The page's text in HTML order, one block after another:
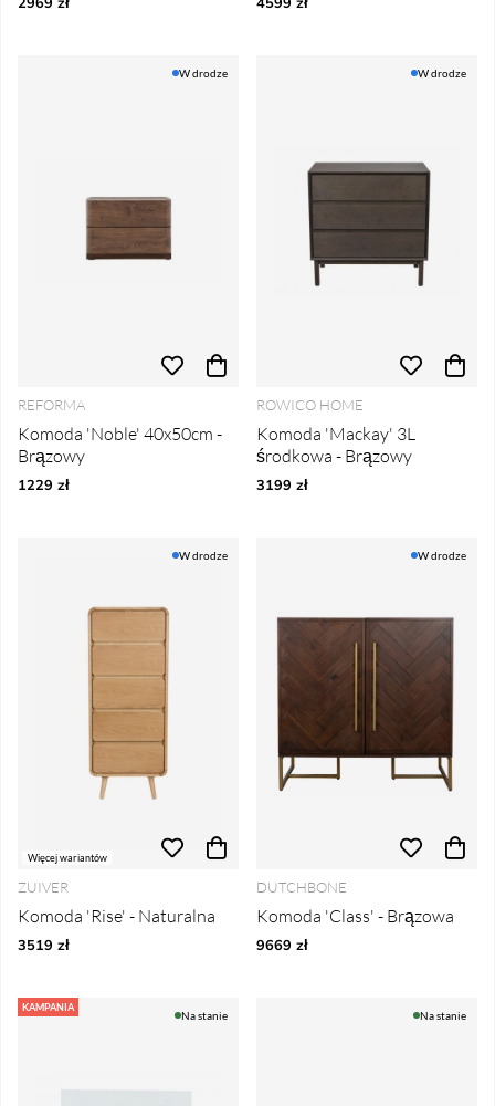
W drodze
REFORMA
Komoda 'Noble' 40x50cm -
Brązowy
1229 zł
W drodze
ROWICO HOME
Komoda 'Mackay' 3L
środkowa - Brązowy
3199 zł
Więcej wariantów
W drodze
ZUIVER
Komoda 'Rise' - Naturalna
3519 zł
W drodze
DUTCHBONE
Komoda 'Class' - Brązowa
9669 zł
KAMPANIA
Na stanie Na stanie